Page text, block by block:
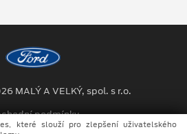
MALÝ A VELKÝ, spol. s r.o.
podmínky
které slouží pro zlepšení uživatelského